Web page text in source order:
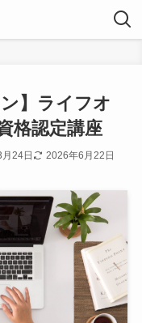
】ライフオ
格認定講座
24日 2026年6月22日